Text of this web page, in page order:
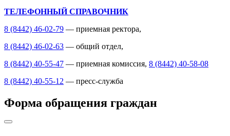
ТЕЛЕФОННЫЙ СПРАВОЧНИК
8 (8442) 46-02-79 — приемная ректора,
8 (8442) 46-02-63 — общий отдел,
8 (8442) 40-55-47 — приемная комиссия, 8 (8442) 40-58-08
8 (8442) 40-55-12 — пресс-служба
Форма обращения граждан